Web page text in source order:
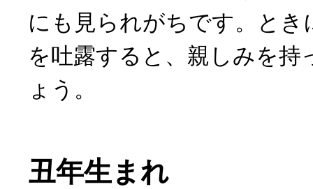
にも見られがちです。とき
を吐露すると、親しみを持
ょう。
丑年生まれ